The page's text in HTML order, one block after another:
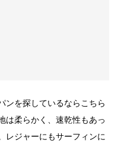
ンを探しているならこちら
は柔らかく、速乾性もあっ
レジャーにもサーフィンに